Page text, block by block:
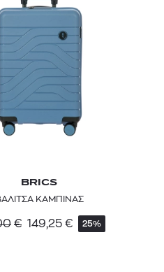
BRICS
ΚΑΜΠΙΝΑΣ
€ 149,25 € 25%